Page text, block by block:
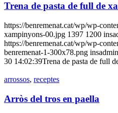
Trena de pasta de full de
https://benremenat.cat/wp/wp-
xampinyons-00.jpg 1397 1200
https://benremenat.cat/wp/wp-
benremenat-1-300x78.png insadmin
30 14:02:39Trena de pasta de full
arrossos, receptes
Arròs del tros en paella